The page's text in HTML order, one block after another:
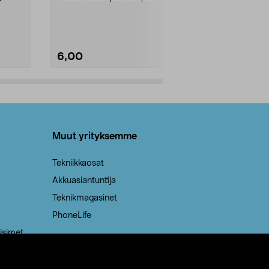
6,00
Muut yrityksemme
Tekniikkaosat
Akkuasiantuntija
Teknikmagasinet
PhoneLife